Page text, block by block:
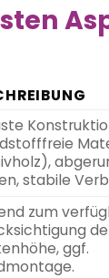
stabile
zum
ggf.